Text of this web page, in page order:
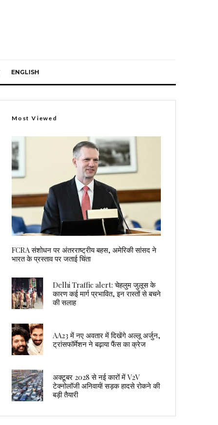
ENGLISH
Most Viewed
FCRA संशोधन पर अंतरराष्ट्रीय बहस, अमेरिकी सांसद ने
भारत के प्रस्ताव पर जताई चिंता
Delhi Traffic alert: चेहलुम जुलूस के
कारण कई मार्ग प्रभावित, इन रास्तों से बचने
की सलाह
AA23 में नए अवतार में दिखेंगे अल्लू अर्जुन,
ट्रांसफॉर्मेशन ने बढ़ाया फैंस का क्रेज
अक्टूबर 2028 से नई कारों में V2V
टेक्नोलॉजी अनिवार्य! सड़क हादसे रोकने की
बड़ी तैयारी